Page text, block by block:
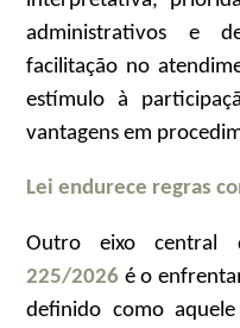
administrativos e
facilitação no
estímulo à
vantagens em
Lei endurece regras
Outro eixo central
225/2026 é o
definido como